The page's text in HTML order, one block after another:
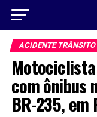
ACIDENTE TRÂNSITO
com ônibus
BR-235, em